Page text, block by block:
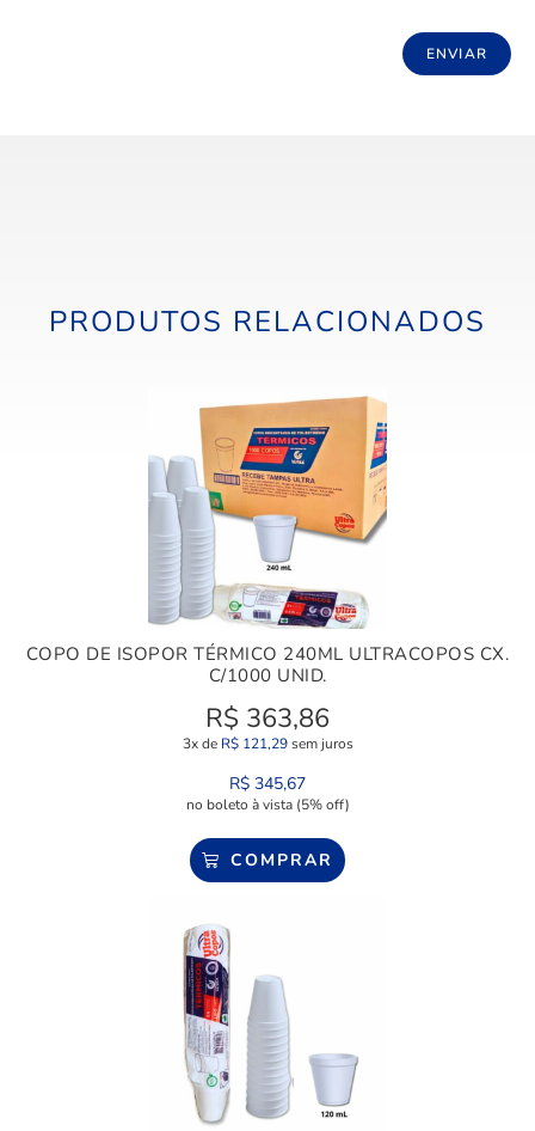
PRODUTOS RELACIONADOS
COPO DE ISOPOR TÉRMICO 240ML ULTRACOPOS CX.
C/1000 UNID.
R$ 363,86
3x de R$121,29sem juros
R$ 345,67
no boleto à vista (5% off)
COMPRAR